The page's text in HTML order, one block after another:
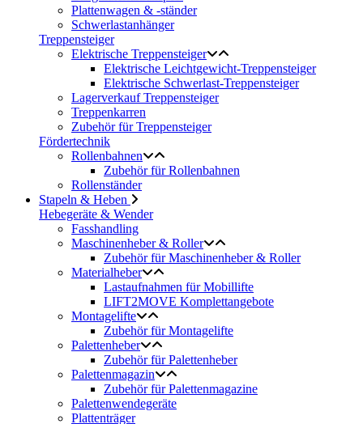
Plattenwagen & -ständer
Schwerlastanhänger
Treppensteiger
Elektrische Treppensteiger
Elektrische Leichtgewicht-Treppensteiger
Elektrische Schwerlast-Treppensteiger
Lagerverkauf Treppensteiger
Treppenkarren
Zubehör für Treppensteiger
Fördertechnik
Rollenbahnen
Zubehör für Rollenbahnen
Rollenständer
Stapeln & Heben
Hebegeräte & Wender
Fasshandling
Maschinenheber & Roller
Zubehör für Maschinenheber & Roller
Materialheber
Lastaufnahmen für Mobillifte
LIFT2MOVE Komplettangebote
Montagelifte
Zubehör für Montagelifte
Palettenheber
Zubehör für Palettenheber
Palettenmagazin
Zubehör für Palettenmagazine
Palettenwendegeräte
Plattenträger